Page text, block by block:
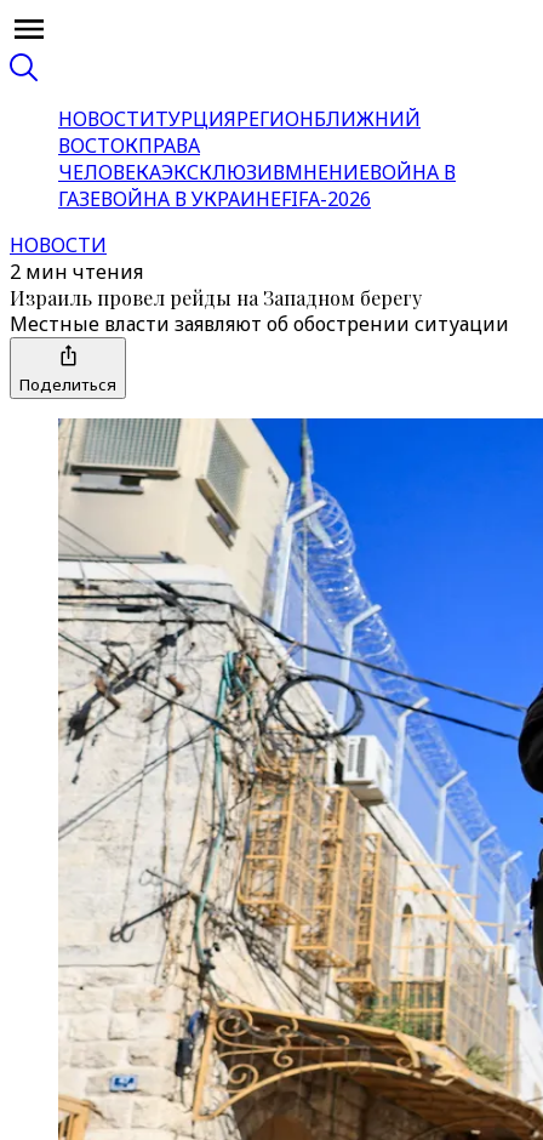
НОВОСТИТУРЦИЯРЕГИОНБЛИЖНИЙ
ВОСТОКПРАВА
ЧЕЛОВЕКАЭКСКЛЮЗИВМНЕНИЕВОЙНА В
ГАЗЕВОЙНА В УКРАИНЕFIFA-2026
НОВОСТИ
2 мин чтения
Израиль провел рейды на Западном берегу
Местные власти заявляют об обострении ситуации
Поделиться